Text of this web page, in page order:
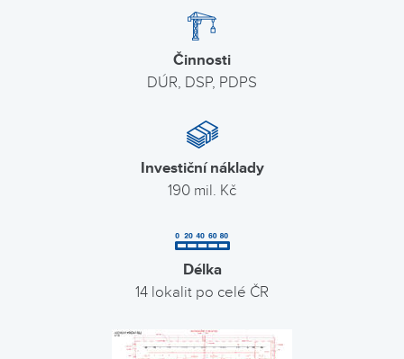
Činnosti
DÚR, DSP, PDPS
Investiční náklady
190 mil. Kč
Délka
14 lokalit po celé ČR